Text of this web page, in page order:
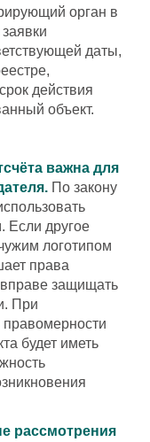
орган в
даты,
действия
объект.
важна для
По закону
Если другое
логотипом
права
вправе защищать
При
правомерности
будет иметь
рассмотрения